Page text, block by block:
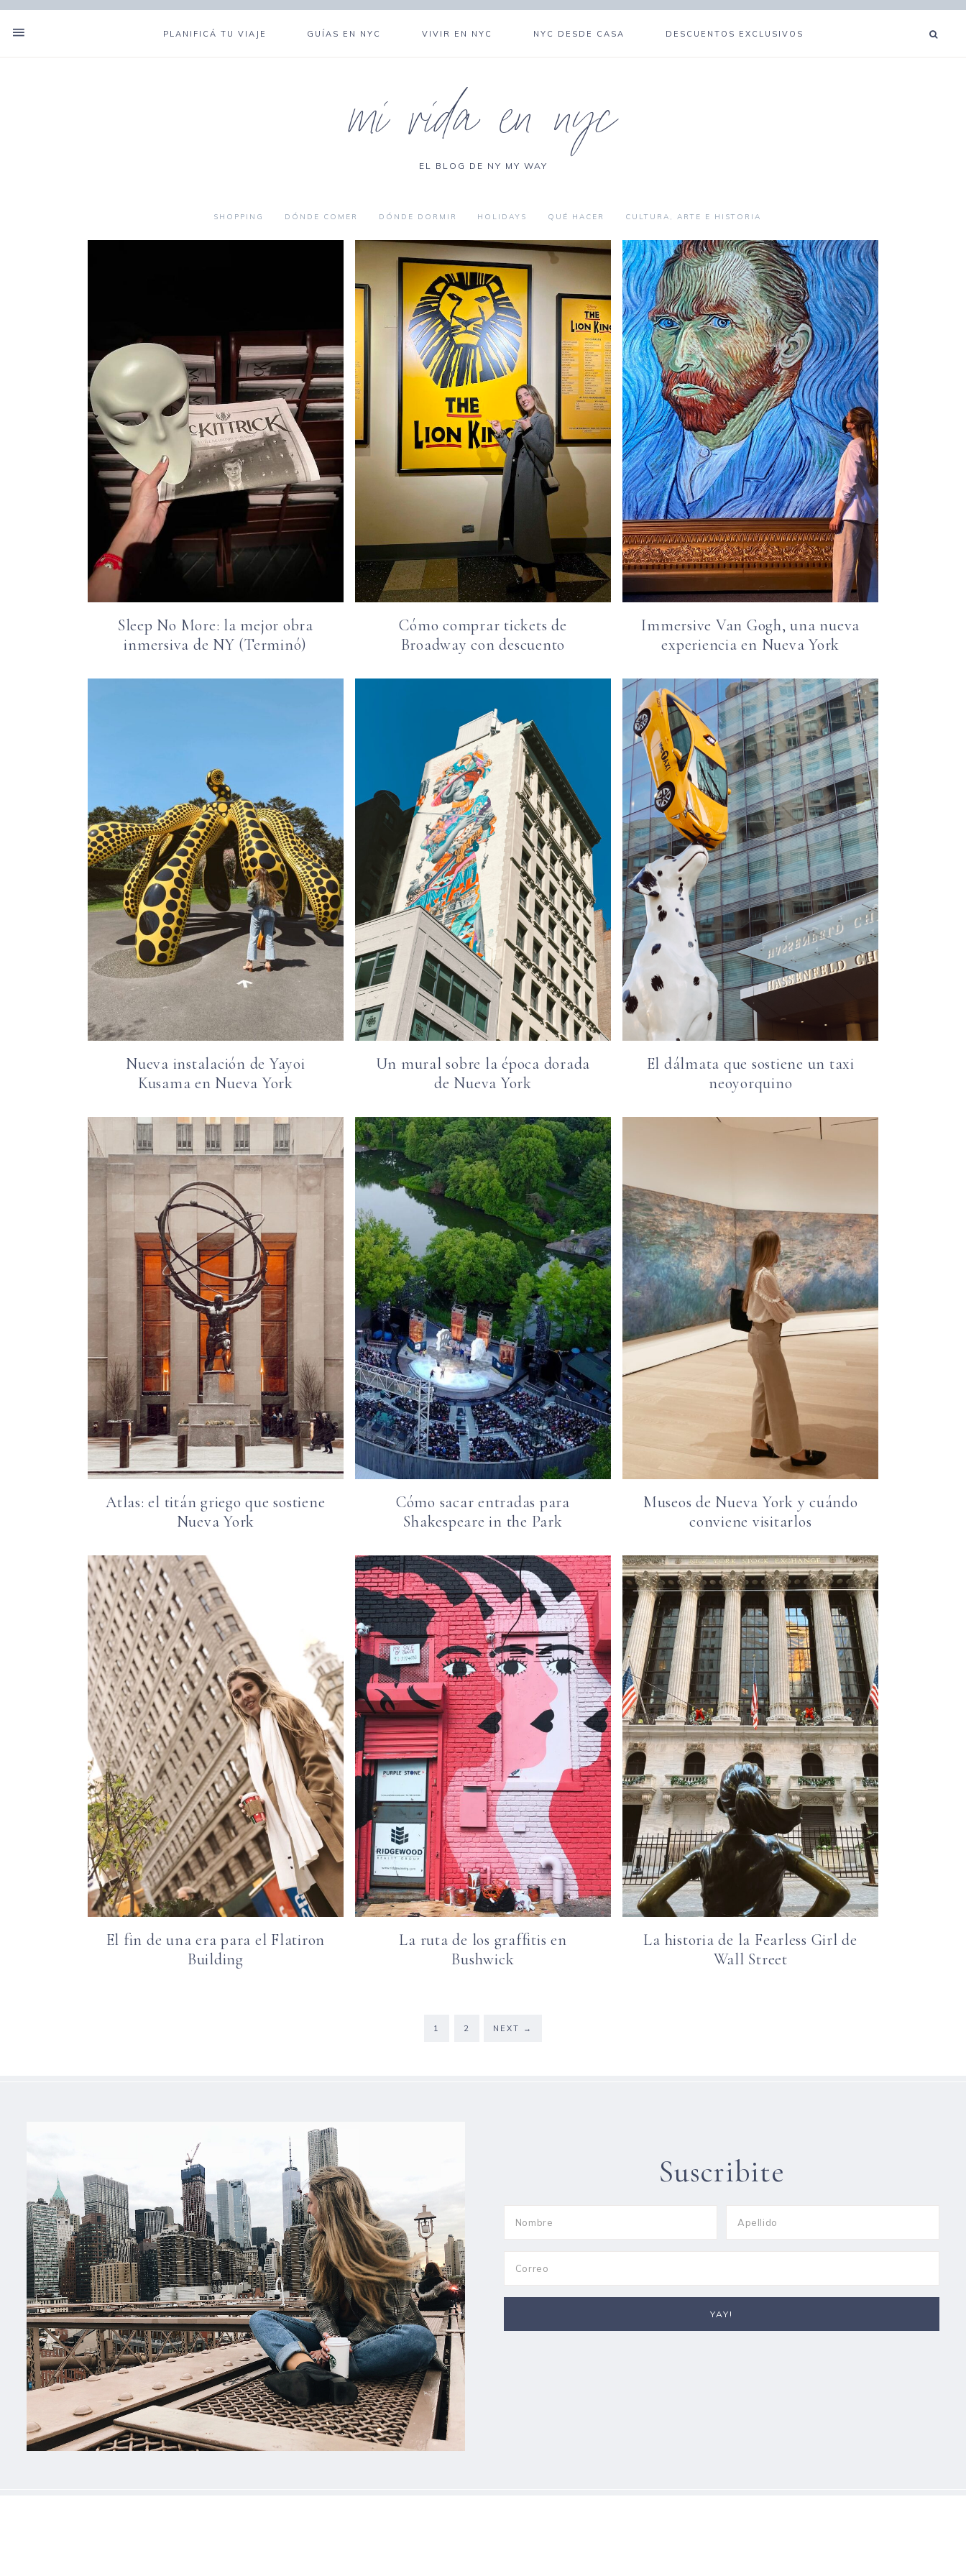
PLANIFICÁ TU VIAJE GUÍAS EN NYC VIVIR EN NYC NYC DESDE CASA DESCUENTOS EXCLUSIVOS
mi vida en nyc
EL BLOG DE NY MY WAY
SHOPPING DÓNDE COMER DÓNDE DORMIR HOLIDAYS QUÉ HACER CULTURA, ARTE E HISTORIA
Sleep No More: la mejor obra
inmersiva de NY (Terminó)
Cómo comprar tickets de
Broadway con descuento
Immersive Van Gogh, una nueva
experiencia en Nueva York
Nueva instalación de Yayoi
Kusama en Nueva York
Un mural sobre la época dorada
de Nueva York
El dálmata que sostiene un taxi
neoyorquino
Atlas: el titán griego que sostiene
Nueva York
Cómo sacar entradas para
Shakespeare in the Park
Museos de Nueva York y cuándo
conviene visitarlos
El fin de una era para el Flatiron
Building
La ruta de los graffitis en
Bushwick
La historia de la Fearless Girl de
Wall Street
1 2 NEXT →
Suscribite